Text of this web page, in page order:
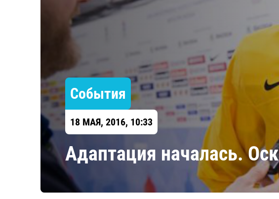
Локомотив
Салават
События
18 МАЯ, 2016, 10:33
Адаптация началась.